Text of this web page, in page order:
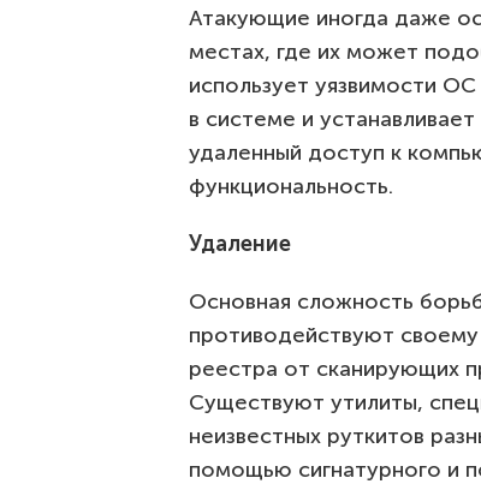
Атакующие иногда даже
местах, где их может
использует уязвимости
в системе и
удаленный доступ к
функциональность.
Удаление
Основная сложность
противодействуют
реестра от сканирующих
Существуют утилиты,
неизвестных руткитов
помощью сигнатурного и